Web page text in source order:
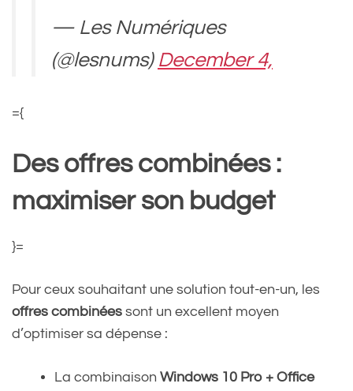
— Les Numériques
(@lesnums) December 4,
={
Des offres combinées :
maximiser son budget
}=
Pour ceux souhaitant une solution tout-en-un, les
offres combinées sont un excellent moyen
d’optimiser sa dépense :
La combinaison Windows 10 Pro + Office